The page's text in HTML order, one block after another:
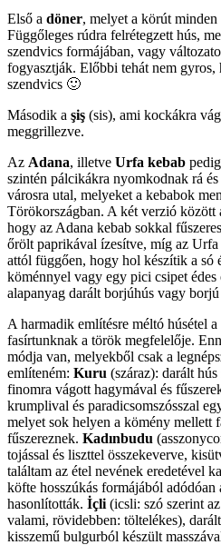
Első a döner, melyet a körút
Függőleges rúdra felrétegzett hús,
szendvics formájában, vagy
fogyasztják. Előbbi tehát nem gyros,
szendvics 🙂
Második a şiş (sis), ami kockákra
meggrillezve.
Az Adana, illetve Urfa kebab
szintén pálcikákra nyomkodnak rá
városra utal, melyeket a kebabok
Törökországban. A két verzió között
hogy az Adana kebab sokkal
őrölt paprikával ízesítve, míg az
attól függően, hogy hol készítik a só
köménnyel vagy egy pici csipet
alapanyag darált borjúhús vagy
A harmadik említésre méltó húsétel a
fasírtunknak a török megfelelője.
módja van, melyekből csak a
említeném: Kuru (száraz): darált
finomra vágott hagymával és
krumplival és paradicsomszósszal
melyet sok helyen a kömény mellett
fűszereznek. Kadınbudu
tojással és liszttel összekeverve,
találtam az étel nevének eredetével
köfte hosszúkás formájából
hasonlították. İçli (icsli: szó szerint
valami, rövidebben: töltelékes),
kisszemű bulgurból készült